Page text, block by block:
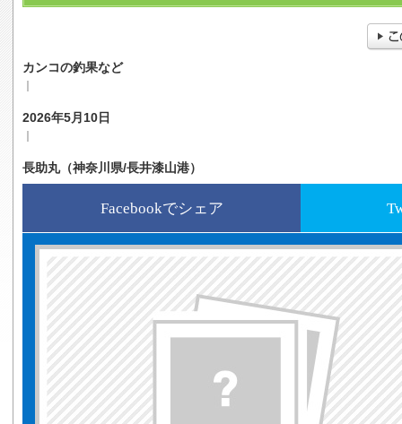
カンコの釣果など
2026年5月10日
長助丸（神奈川県/長井漆山港）
Facebookでシェア